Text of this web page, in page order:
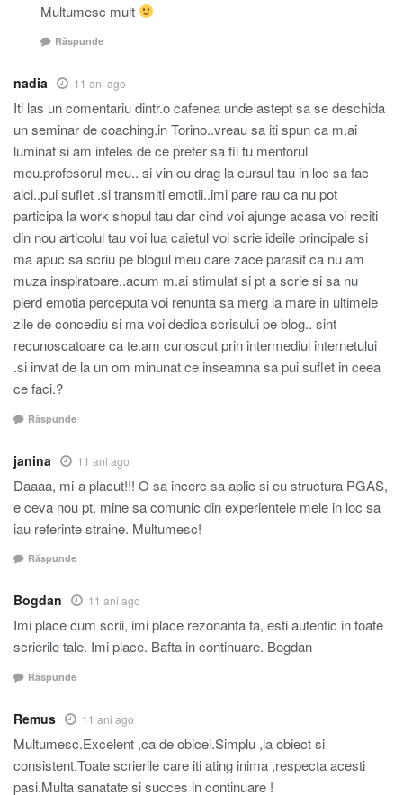
Multumesc mult
Răspunde
nadia 11 ani ago
Iti las un comentariu dintr.o cafenea unde astept sa se deschida
un seminar de coaching.in Torino..vreau sa iti spun ca m.ai
luminat si am inteles de ce prefer sa fii tu mentorul
meu.profesorul meu.. si vin cu drag la cursul tau in loc sa fac
aici..pui suflet .si transmiti emotii..imi pare rau ca nu pot
participa la work shopul tau dar cind voi ajunge acasa voi reciti
din nou articolul tau voi lua caietul voi scrie ideile principale si
ma apuc sa scriu pe blogul meu care zace parasit ca nu am
muza inspiratoare..acum m.ai stimulat si pt a scrie si sa nu
pierd emotia perceputa voi renunta sa merg la mare in ultimele
zile de concediu si ma voi dedica scrisului pe blog.. sint
recunoscatoare ca te.am cunoscut prin intermediul internetului
.si invat de la un om minunat ce inseamna sa pui suflet in ceea
ce faci.?
Răspunde
janina 11 ani ago
Daaaa, mi-a placut!!! O sa incerc sa aplic si eu structura PGAS,
e ceva nou pt. mine sa comunic din experientele mele in loc sa
iau referinte straine. Multumesc!
Răspunde
Bogdan 11 ani ago
Imi place cum scrii, imi place rezonanta ta, esti autentic in toate
scrierile tale. Imi place. Bafta in continuare. Bogdan
Răspunde
Remus 11 ani ago
Multumesc.Excelent ,ca de obicei.Simplu ,la obiect si
consistent.Toate scrierile care iti ating inima ,respecta acesti
pasi.Multa sanatate si succes in continuare !